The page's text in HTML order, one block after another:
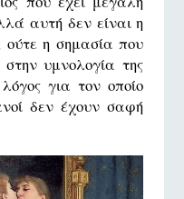
αυτή δεν είναι η
ούτε η σημασία που
υμνολογία της
για τον οποίο
δεν έχουν σαφή